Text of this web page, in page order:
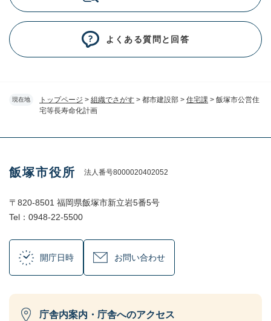
現在地 トップページ > 組織でさがす > 都市建設部 > 住宅課 > 飯塚市公営住
宅等長寿命化計画
よくある質問と回答
飯塚市役所 法人番号8000020402052
〒820-8501 福岡県飯塚市新立岩5番5号
Tel：0948-22-5500
開庁日時 お問い合わせ
庁舎内案内・庁舎へのアクセス